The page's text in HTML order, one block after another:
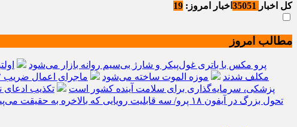
کل اخبار اخبار امروز: 19
مطالب امروز
ردمی K100 پرو مکس با باتری غول‌پیکر و شارژ بی‌سیم روانه بازار می‌شود
مکلف شدند
موزه الموت ساخته می‌شود ماجرای اعمال ضریب ۲.۷ برای اینترنت بین‌الملل چیست؟
پزشکی، سرمایه‌گذاری برای سلامت آینده کشور است
تکذیب ادعای
تحول بزرگ در آیفون ۱۸ پرو/ سه قابلیت رویایی که بالاخره به حقیقت می‌پیوندند